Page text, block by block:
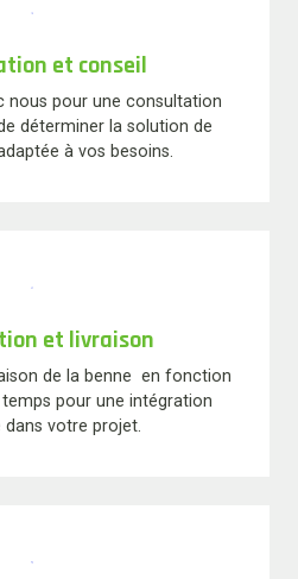
et conseil
nous pour une consultation
déterminer la solution de
à vos besoins.
et livraison
de la benne en fonction
pour une intégration
dans votre projet.